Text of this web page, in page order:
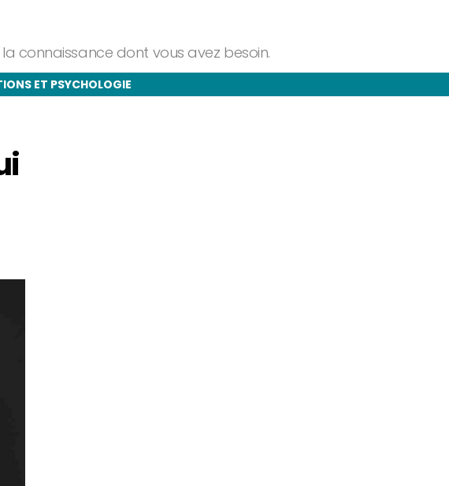
connaissance dont vous avez besoin.
ET PSYCHOLOGIE